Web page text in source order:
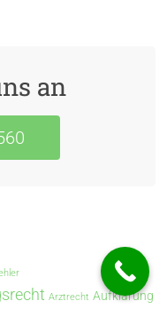
an
Arztrecht Aufklärung